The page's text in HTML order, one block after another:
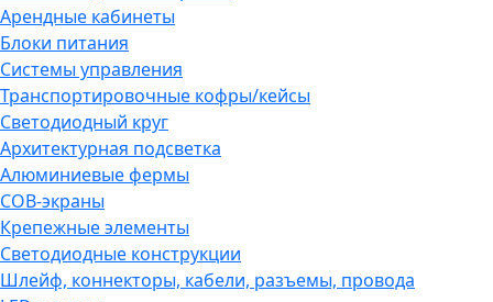
Арендные кабинеты
Блоки питания
Системы управления
Транспортировочные кофры/кейсы
Светодиодный круг
Архитектурная подсветка
Алюминиевые фермы
COB-экраны
Крепежные элементы
Светодиодные конструкции
Шлейф, коннекторы, кабели, разъемы, провода